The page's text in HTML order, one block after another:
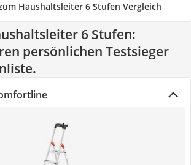
Haushaltsleiter 6 Stufen Vergleich
6 Stufen:
persönlichen Testsieger